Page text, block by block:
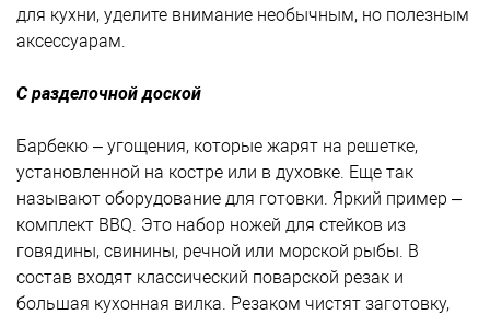
для кухни, уделите внимание необычным, но полезным
аксессуарам.
С разделочной доской
Барбекю – угощения, которые жарят на решетке,
установленной на костре или в духовке. Еще так
называют оборудование для готовки. Яркий пример –
комплект BBQ. Это набор ножей для стейков из
говядины, свинины, речной или морской рыбы. В
состав входят классический поварской резак и
большая кухонная вилка. Резаком чистят заготовку,